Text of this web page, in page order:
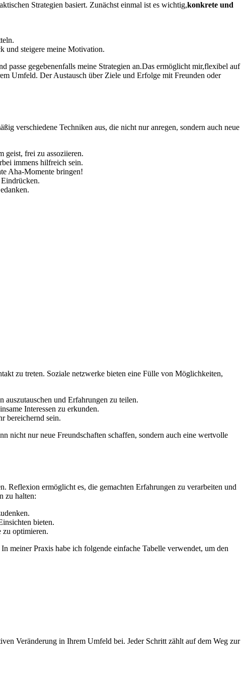
Strategien ‍basiert. Zunächst einmal‌ ist es⁤ wichtig,konkrete und
und steigere meine ⁣Motivation.
passe gegebenenfalls meine‌ Strategien an.Das‌ ermöglicht ⁣mir,flexibel auf
Umfeld. Der⁣ Austausch über Ziele und ⁣Erfolge​ mit Freunden ⁤oder
verschiedene Techniken aus, die nicht nur anregen, sondern auch‍ neue
geist, frei zu⁣ assoziieren.
immens hilfreich sein.
Aha-Momente bringen!
zu treten. ‍Soziale⁢ netzwerke bieten eine ‍Fülle‌ von Möglichkeiten,
und Erfahrungen zu​ teilen.
​Interessen zu erkunden.
bereichernd ​sein.
nicht nur neue Freundschaften schaffen, sondern auch eine wertvolle
Reflexion ermöglicht ⁣es, die gemachten Erfahrungen⁤ zu‌ verarbeiten​ und
zu halten:
bieten.
zu⁤ optimieren.
meiner Praxis habe⁤ ich⁤ folgende ⁤einfache Tabelle ​verwendet, um⁢ den
Veränderung ⁢in‌ Ihrem Umfeld bei. Jeder Schritt zählt auf⁤ dem ​Weg zur